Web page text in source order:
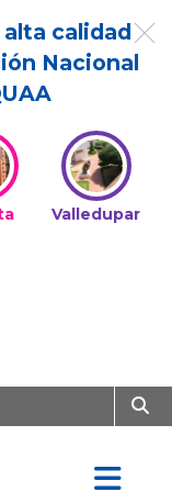
calidad
Nacional
Valledupar